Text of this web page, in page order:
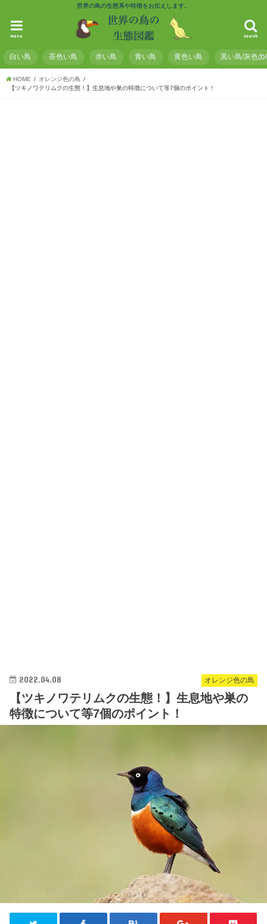
世界の鳥の生態系や特徴をお伝えします。
search
menu
白い鳥 茶色い鳥 赤い鳥 青い鳥 黄色い鳥 黒い鳥/灰色の
HOME
オレンジ色の鳥
【ツキノワテリムクの生態！】生息地や巣の特徴について等7個のポイント！
オレンジ色の鳥
2022.04.08
【ツキノワテリムクの生態！】生息地や巣の
特徴について等7個のポイント！